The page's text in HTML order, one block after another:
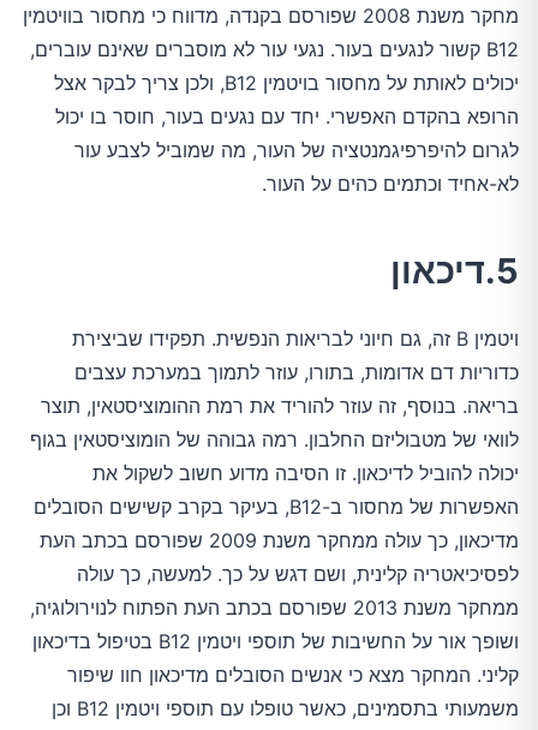
מחקר משנת 2008 שפורסם בקנדה, מדווח כי מחסור בוויטמין
B12 קשור לנגעים בעור. נגעי עור לא מוסברים שאינם עוברים,
יכולים לאותת על מחסור בויטמין B12, ולכן צריך לבקר אצל
הרופא בהקדם האפשרי. יחד עם נגעים בעור, חוסר בו יכול
לגרום להיפרפיגמנטציה של העור, מה שמוביל לצבע עור
לא-אחיד וכתמים כהים על העור.
5.דיכאון
ויטמין B זה, גם חיוני לבריאות הנפשית. תפקידו שביצירת
כדוריות דם אדומות, בתורו, עוזר לתמוך במערכת עצבים
בריאה. בנוסף, זה עוזר להוריד את רמת ההומוציסטאין, תוצר
לוואי של מטבוליזם החלבון. רמה גבוהה של הומוציסטאין בגוף
יכולה להוביל לדיכאון. זו הסיבה מדוע חשוב לשקול את
האפשרות של מחסור ב-B12, בעיקר בקרב קשישים הסובלים
מדיכאון, כך עולה ממחקר משנת 2009 שפורסם בכתב העת
לפסיכיאטריה קלינית, ושם דגש על כך. למעשה, כך עולה
ממחקר משנת 2013 שפורסם בכתב העת הפתוח לנוירולוגיה,
ושופך אור על החשיבות של תוספי ויטמין B12 בטיפול בדיכאון
קליני. המחקר מצא כי אנשים הסובלים מדיכאון חוו שיפור
משמעותי בתסמינים, כאשר טופלו עם תוספי ויטמין B12 וכן